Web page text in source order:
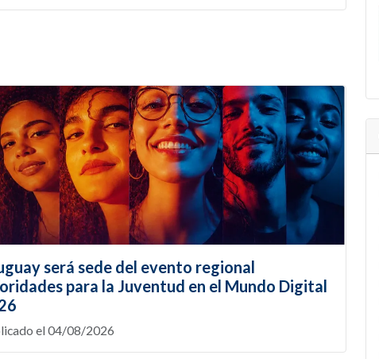
será sede del evento regional
para la Juventud en el Mundo Digital
el 04/08/2026